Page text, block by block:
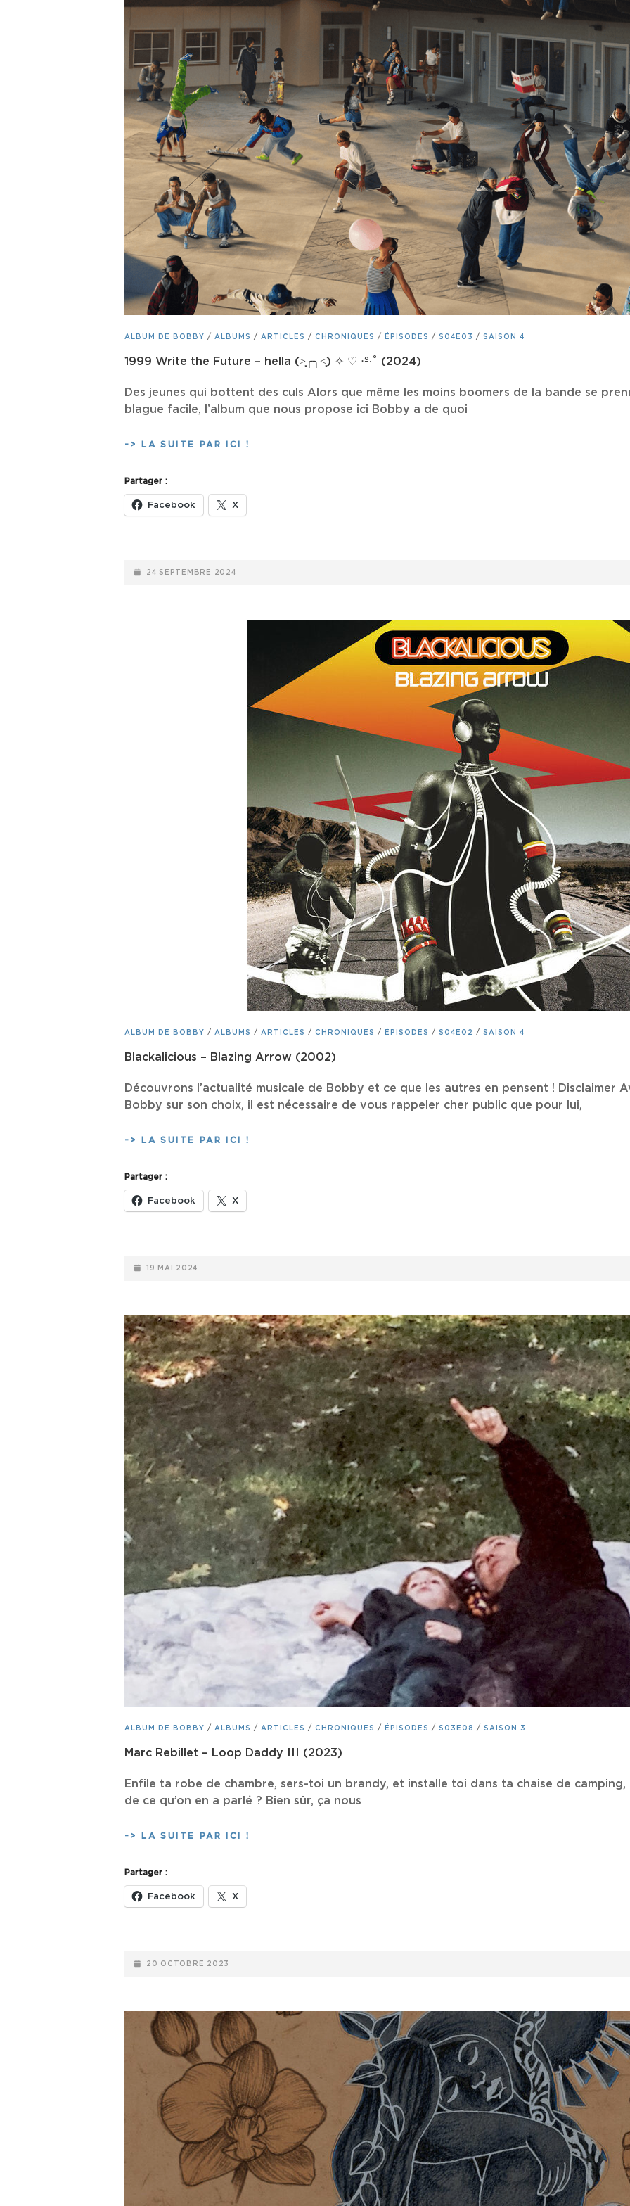
CAT
ALBUM DE BOBBY / ALBUMS / ARTICLES / CHRONIQUES / ÉPISODES / S04E03 / SAISON 4
1999 Write the Future – hella (˃̣̣̥╭╮˂̣̣̥) ✧ ♡ ‧º·˚ (2024)
Des jeunes qui bottent des culs Alors que même les moins boomers de la bande se
blague facile, l’album que nous propose ici Bobby a de quoi
-> LA SUITE PAR ICI !
Partager :
Facebook X
POSTED-
24 SEPTEMBRE 2024
CAT
ALBUM DE BOBBY / ALBUMS / ARTICLES / CHRONIQUES / ÉPISODES / S04E02 / SAISON 4
Blackalicious – Blazing Arrow (2002)
Découvrons l’actualité musicale de Bobby et ce que les autres en pensent ! Disclaimer
Bobby sur son choix, il est nécessaire de vous rappeler cher public que pour lui,
-> LA SUITE PAR ICI !
Partager :
Facebook X
POSTED-
19 MAI 2024
CAT
ALBUM DE BOBBY / ALBUMS / ARTICLES / CHRONIQUES / ÉPISODES / S03E08 / SAISON 3
Marc Rebillet – Loop Daddy III (2023)
Enfile ta robe de chambre, sers-toi un brandy, et installe toi dans ta chaise de
de ce qu’on en a parlé ? Bien sûr, ça nous
-> LA SUITE PAR ICI !
Partager :
Facebook X
POSTED-
20 OCTOBRE 2023